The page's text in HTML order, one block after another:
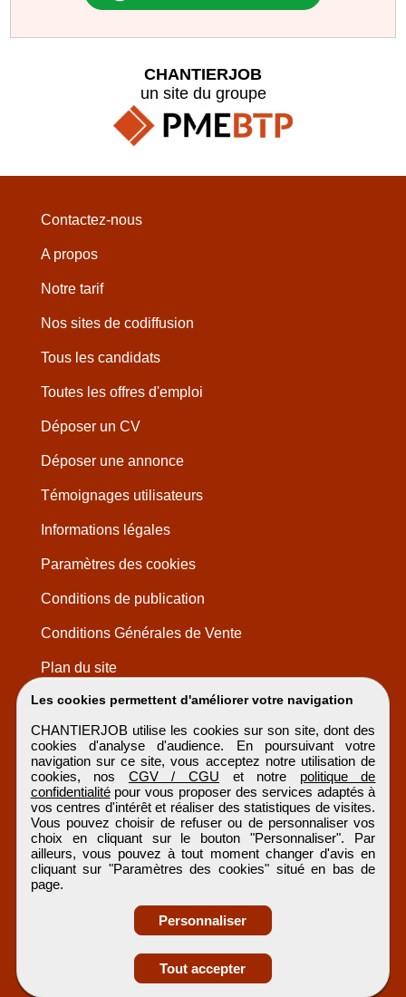
Obtenir ses
coordonnées
Les cookies permettent d'améliorer votre navigation
CHANTIERJOB utilise les cookies sur son site, dont des
cookies d'analyse d'audience. En poursuivant votre
navigation sur ce site, vous acceptez notre utilisation de
cookies, nos CGV / CGU et notre politique de
confidentialitépour vous proposer des services adaptés à
vos centres d'intérêt et réaliser des statistiques de visites.
Vous pouvez choisir de refuser ou de personnaliser vos
choix en cliquant sur le bouton "Personnaliser". Par
ailleurs, vous pouvez à tout moment changer d'avis en
cliquant sur "Paramètres des cookies" situé en bas de
page.
Personnaliser
Tout accepter
CHANTIERJOB
un site du groupe
Contactez-nous
A propos
Notre tarif
Nos sites de codiffusion
Tous les candidats
Toutes les offres d'emploi
Déposer un CV
Déposer une annonce
Témoignages utilisateurs
Informations légales
Paramètres des cookies
Conditions de publication
Conditions Générales de Vente
Plan du site
CHANTIERJOB